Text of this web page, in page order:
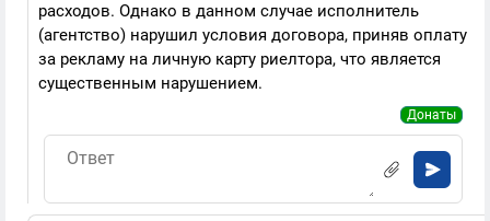
расходов. Однако в данном случае исполнитель
(агентство) нарушил условия договора, приняв оплату
за рекламу на личную карту риелтора, что является
существенным нарушением.
Донаты